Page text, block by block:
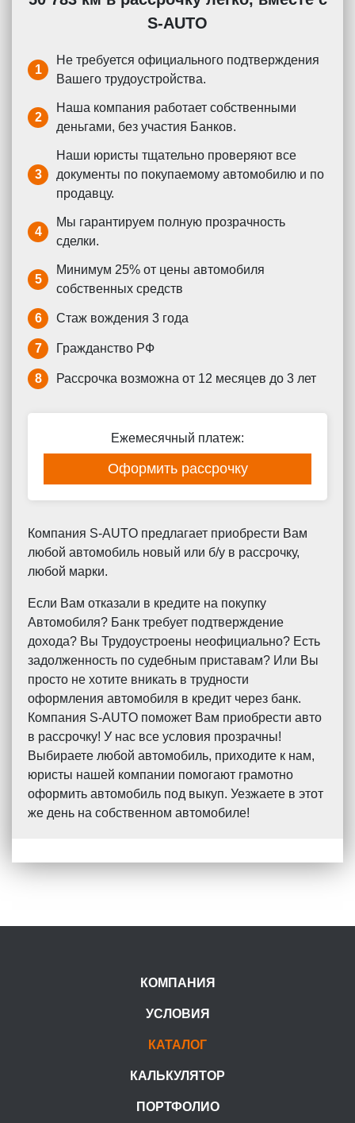
S-AUTO
1
Не требуется официального подтверждения
Вашего трудоустройства.
2
Наша компания работает собственными
деньгами, без участия Банков.
3
Наши юристы тщательно проверяют все
документы по покупаемому автомобилю и по
продавцу.
4
Мы гарантируем полную прозрачность
сделки.
5
Минимум 25% от цены автомобиля
собственных средств
6 Стаж вождения 3 года
7 Гражданство РФ
8 Рассрочка возможна от 12 месяцев до 3 лет
Ежемесячный платеж:
Оформить рассрочку
Компания S-AUTO предлагает приобрести Вам
любой автомобиль новый или б/у в рассрочку,
любой марки.
Если Вам отказали в кредите на покупку
Автомобиля? Банк требует подтверждение
дохода? Вы Трудоустроены неофициально? Есть
задолженность по судебным приставам? Или Вы
просто не хотите вникать в трудности
оформления автомобиля в кредит через банк.
Компания S-AUTO поможет Вам приобрести авто
в рассрочку! У нас все условия прозрачны!
Выбираете любой автомобиль, приходите к нам,
юристы нашей компании помогают грамотно
оформить автомобиль под выкуп. Уезжаете в этот
же день на собственном автомобиле!
КОМПАНИЯ
УСЛОВИЯ
КАТАЛОГ
КАЛЬКУЛЯТОР
ПОРТФОЛИО